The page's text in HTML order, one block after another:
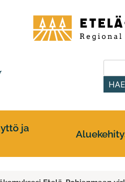
Pohjanmaan
liitto
HAE
ja